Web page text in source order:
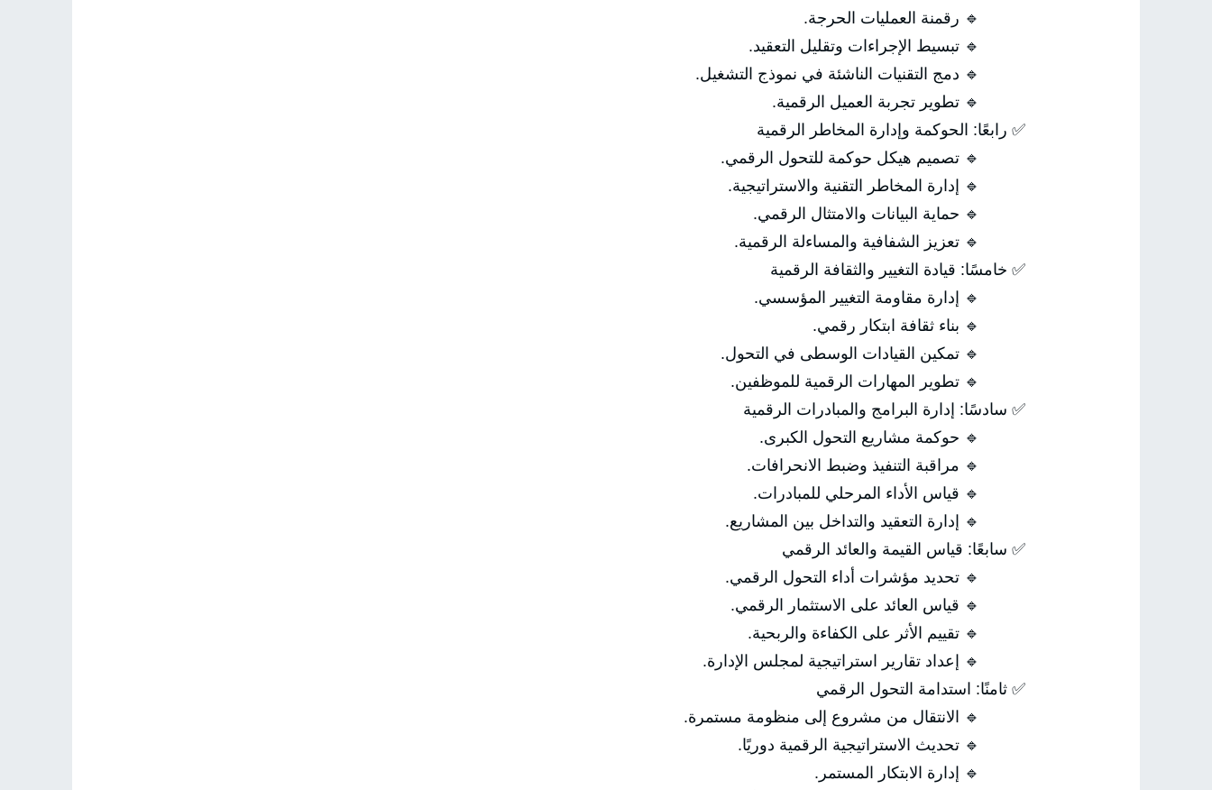
🔹 رقمنة العمليات الحرجة.
🔹 تبسيط الإجراءات وتقليل التعقيد.
🔹 دمج التقنيات الناشئة في نموذج التشغيل.
🔹 تطوير تجربة العميل الرقمية.
✅ رابعًا: الحوكمة وإدارة المخاطر الرقمية
🔹 تصميم هيكل حوكمة للتحول الرقمي.
🔹 إدارة المخاطر التقنية والاستراتيجية.
🔹 حماية البيانات والامتثال الرقمي.
🔹 تعزيز الشفافية والمساءلة الرقمية.
✅ خامسًا: قيادة التغيير والثقافة الرقمية
🔹 إدارة مقاومة التغيير المؤسسي.
🔹 بناء ثقافة ابتكار رقمي.
🔹 تمكين القيادات الوسطى في التحول.
🔹 تطوير المهارات الرقمية للموظفين.
✅ سادسًا: إدارة البرامج والمبادرات الرقمية
🔹 حوكمة مشاريع التحول الكبرى.
🔹 مراقبة التنفيذ وضبط الانحرافات.
🔹 قياس الأداء المرحلي للمبادرات.
🔹 إدارة التعقيد والتداخل بين المشاريع.
✅ سابعًا: قياس القيمة والعائد الرقمي
🔹 تحديد مؤشرات أداء التحول الرقمي.
🔹 قياس العائد على الاستثمار الرقمي.
🔹 تقييم الأثر على الكفاءة والربحية.
🔹 إعداد تقارير استراتيجية لمجلس الإدارة.
✅ ثامنًا: استدامة التحول الرقمي
🔹 الانتقال من مشروع إلى منظومة مستمرة.
🔹 تحديث الاستراتيجية الرقمية دوريًا.
🔹 إدارة الابتكار المستمر.